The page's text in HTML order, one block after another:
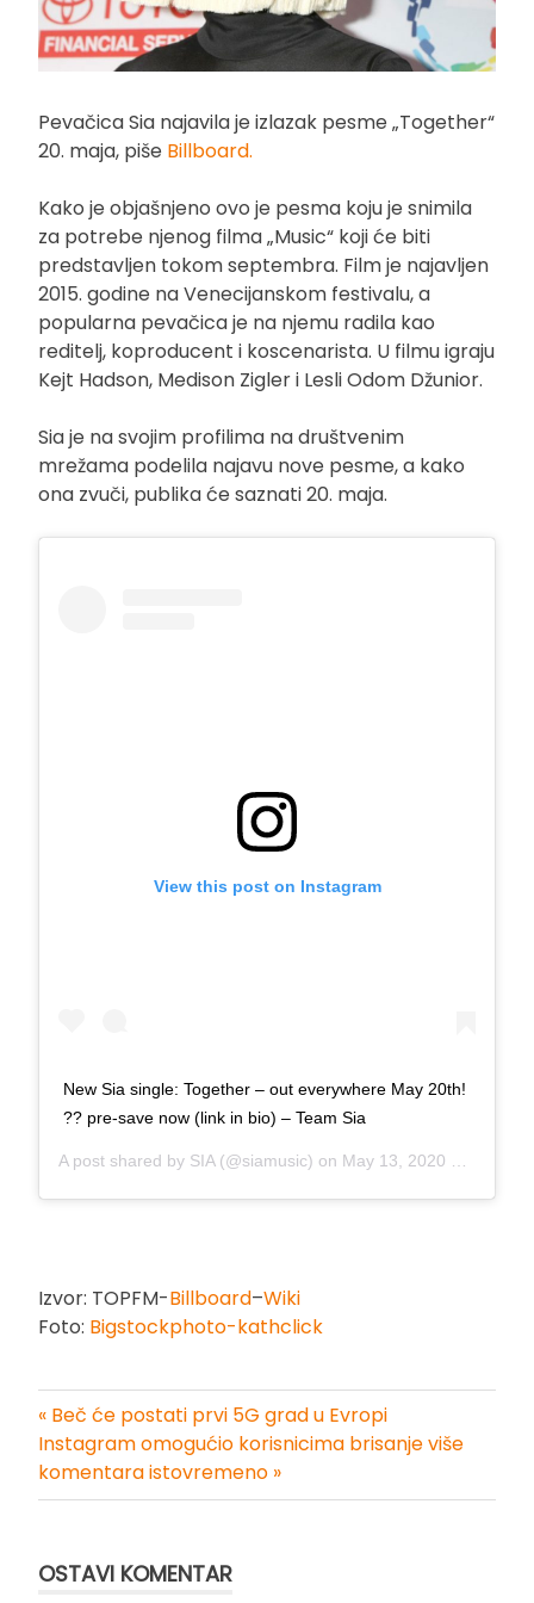
Pevačica Sia najavila je izlazak pesme „Together“
20. maja, piše Billboard.
Kako je objašnjeno ovo je pesma koju je snimila
za potrebe njenog filma „Music“ koji će biti
predstavljen tokom septembra. Film je najavljen
2015. godine na Venecijanskom festivalu, a
popularna pevačica je na njemu radila kao
reditelj, koproducent i koscenarista. U filmu igraju
Kejt Hadson, Medison Zigler i Lesli Odom Džunior.
Sia je na svojim profilima na društvenim
mrežama podelila najavu nove pesme, a kako
ona zvuči, publika će saznati 20. maja.
View this post on Instagram
New Sia single: Together – out everywhere May 20th!
?? pre-save now (link in bio) – Team Sia
A post shared by SIA(@siamusic) on May 13, 2020 at 8:30am PDT
Izvor: TOPFM-Billboard–Wiki
Foto: Bigstockphoto-kathclick
Kretanje
članka
« Beč će postati prvi 5G grad u Evropi
Instagram omogućio korisnicima brisanje više
komentara istovremeno »
OSTAVI KOMENTAR